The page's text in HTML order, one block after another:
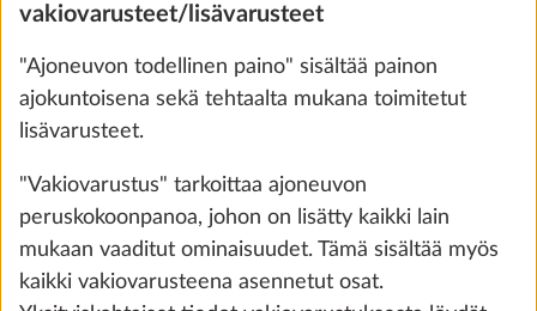
Puno
VAKIOVARUSTE
Terzo
vakiovarusteet/lisävarusteet
"Ajoneuvon todellinen paino" sisältää painon
ajokuntoisena sekä tehtaalta mukana toimitetut
lisävarusteet.
"Vakiovarustus" tarkoittaa ajoneuvon
peruskokoonpanoa, johon on lisätty kaikki lain
mukaan vaaditut ominaisuudet. Tämä sisältää myös
kaikki vakiovarusteena asennetut osat.